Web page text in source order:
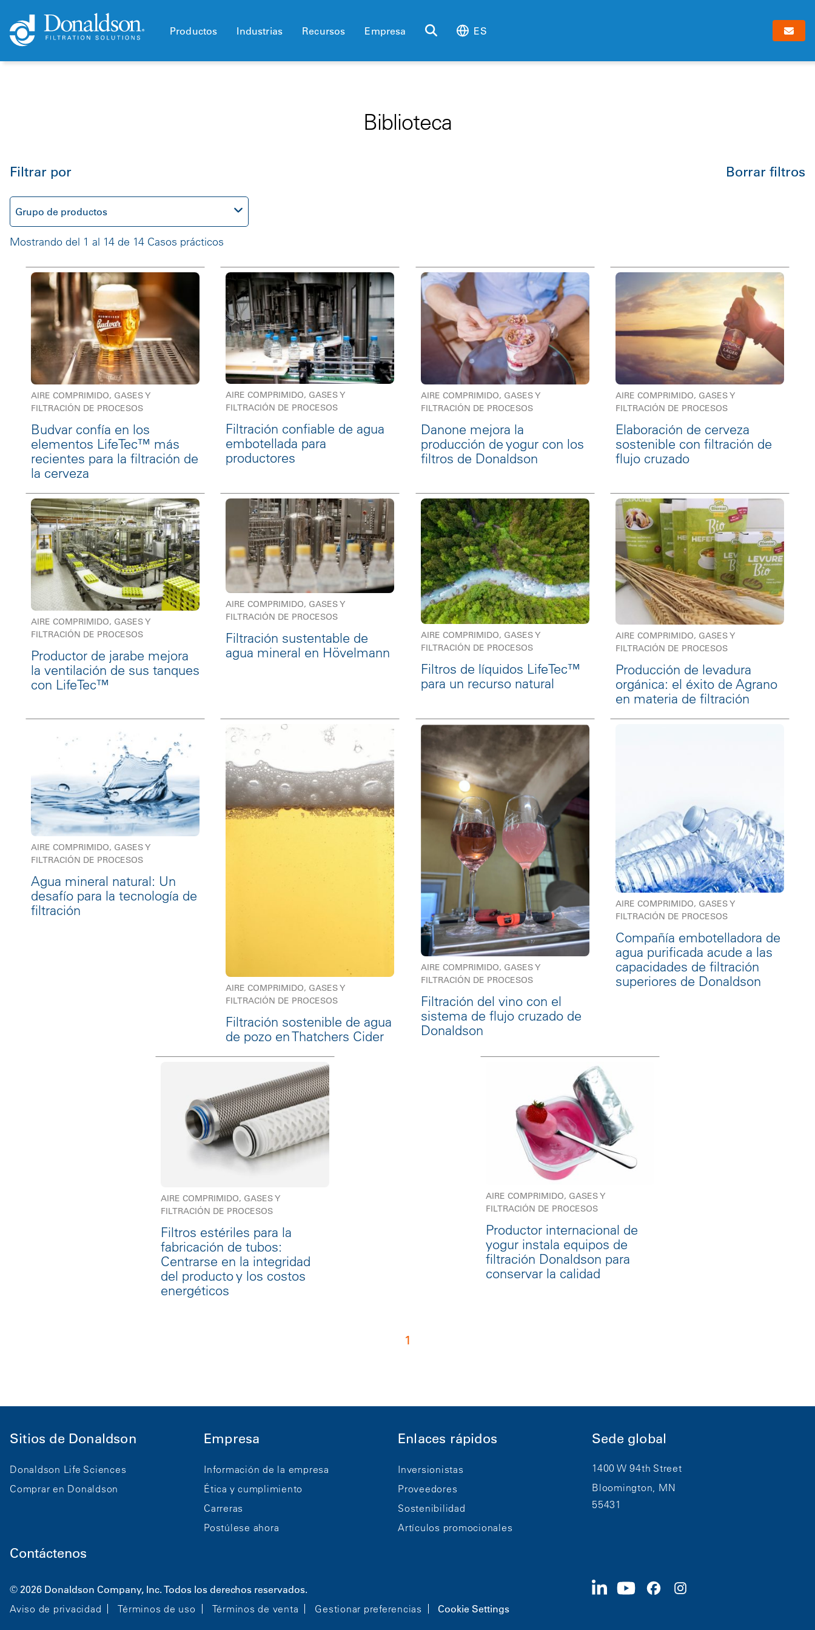
Productos Industrias Recursos Empresa ES
Biblioteca
Filtrar por Borrar filtros
Grupo de productos
Mostrando del 1 al 14 de 14 Casos prácticos
AIRE COMPRIMIDO, GASES Y
FILTRACIÓN DE PROCESOS
Budvar confía en los
elementos LifeTec™ más
recientes para la filtración de
la cerveza
AIRE COMPRIMIDO, GASES Y
FILTRACIÓN DE PROCESOS
Filtración confiable de agua
embotellada para
productores
AIRE COMPRIMIDO, GASES Y
FILTRACIÓN DE PROCESOS
Danone mejora la
producción de yogur con los
filtros de Donaldson
AIRE COMPRIMIDO, GASES Y
FILTRACIÓN DE PROCESOS
Elaboración de cerveza
sostenible con filtración de
flujo cruzado
AIRE COMPRIMIDO, GASES Y
FILTRACIÓN DE PROCESOS
Productor de jarabe mejora
la ventilación de sus tanques
con LifeTec™
AIRE COMPRIMIDO, GASES Y
FILTRACIÓN DE PROCESOS
Filtración sustentable de
agua mineral en Hövelmann
AIRE COMPRIMIDO, GASES Y
FILTRACIÓN DE PROCESOS
Filtros de líquidos LifeTec™
para un recurso natural
AIRE COMPRIMIDO, GASES Y
FILTRACIÓN DE PROCESOS
Producción de levadura
orgánica: el éxito de Agrano
en materia de filtración
AIRE COMPRIMIDO, GASES Y
FILTRACIÓN DE PROCESOS
Agua mineral natural: Un
desafío para la tecnología de
filtración
AIRE COMPRIMIDO, GASES Y
FILTRACIÓN DE PROCESOS
Filtración sostenible de agua
de pozo en Thatchers Cider
AIRE COMPRIMIDO, GASES Y
FILTRACIÓN DE PROCESOS
Filtración del vino con el
sistema de flujo cruzado de
Donaldson
AIRE COMPRIMIDO, GASES Y
FILTRACIÓN DE PROCESOS
Compañía embotelladora de
agua purificada acude a las
capacidades de filtración
superiores de Donaldson
AIRE COMPRIMIDO, GASES Y
FILTRACIÓN DE PROCESOS
Filtros estériles para la
fabricación de tubos:
Centrarse en la integridad
del producto y los costos
energéticos
AIRE COMPRIMIDO, GASES Y
FILTRACIÓN DE PROCESOS
Productor internacional de
yogur instala equipos de
filtración Donaldson para
conservar la calidad
1
Sitios de Donaldson
Donaldson Life Sciences
Comprar en Donaldson
Empresa
Información de la empresa
Ética y cumplimiento
Carreras
Postúlese ahora
Enlaces rápidos
Inversionistas
Proveedores
Sostenibilidad
Artículos promocionales
Sede global
1400 W 94th Street
Bloomington, MN
55431
Contáctenos
© 2026 Donaldson Company, Inc. Todos los derechos reservados.
Aviso de privacidad
Términos de uso Términos de venta Gestionar preferencias Cookie Settings